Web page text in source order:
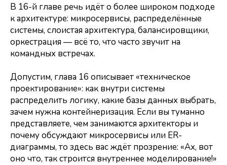
В 16-й главе речь идёт о более широком подходе
к архитектуре: микросервисы, распределённые
системы, слоистая архитектура, балансировщики,
оркестрация — всё то, что часто звучит на
командных встречах.
Допустим, глава 16 описывает «техническое
проектирование»: как внутри системы
распределить логику, какие базы данных выбрать,
зачем нужна контейнеризация. Если вы туманно
представляете, чем занимаются архитекторы и
почему обсуждают микросервисы или ER-
диаграммы, то здесь вас ждёт прозрение: «Ах, вот
оно что, так строится внутреннее моделирование!»